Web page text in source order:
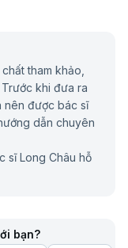
tham khảo,
khi đưa ra
nên được bác sĩ
dẫn chuyên
sĩ Long Châu hỗ
bạn?